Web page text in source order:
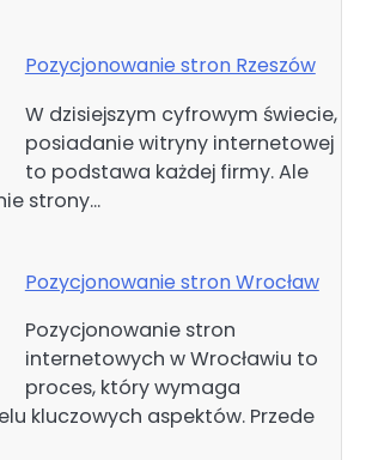
Pozycjonowanie stron Rzeszów
W dzisiejszym cyfrowym świecie,
posiadanie witryny internetowej
to podstawa każdej firmy. Ale
strony…
Pozycjonowanie stron Wrocław
Pozycjonowanie stron
internetowych w Wrocławiu to
proces, który wymaga
kluczowych aspektów. Przede